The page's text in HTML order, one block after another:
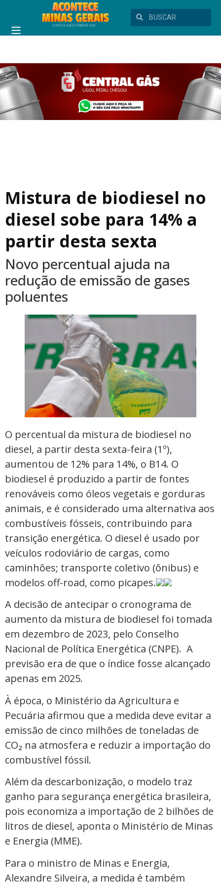
Mistura de biodiesel no
diesel sobe para 14% a
partir desta sexta
Novo percentual ajuda na
redução de emissão de gases
poluentes
O percentual da mistura de biodiesel no
diesel, a partir desta sexta-feira (1º),
aumentou de 12% para 14%, o B14. O
biodiesel é produzido a partir de fontes
renováveis como óleos vegetais e gorduras
animais, e é considerado uma alternativa aos
combustíveis fósseis, contribuindo para
transição energética. O diesel é usado por
veículos rodoviário de cargas, como
caminhões; transporte coletivo (ônibus) e
modelos off-road, como picapes.
A decisão de antecipar o cronograma de
aumento da mistura de biodiesel foi tomada
em dezembro de 2023, pelo Conselho
Nacional de Política Energética (CNPE). A
previsão era de que o índice fosse alcançado
apenas em 2025.
À época, o Ministério da Agricultura e
Pecuária afirmou que a medida deve evitar a
emissão de cinco milhões de toneladas de
CO₂ na atmosfera e reduzir a importação do
combustível fóssil.
Além da descarbonização, o modelo traz
ganho para segurança energética brasileira,
pois economiza a importação de 2 bilhões de
litros de diesel, aponta o Ministério de Minas
e Energia (MME).
Para o ministro de Minas e Energia,
Alexandre Silveira, a medida é também